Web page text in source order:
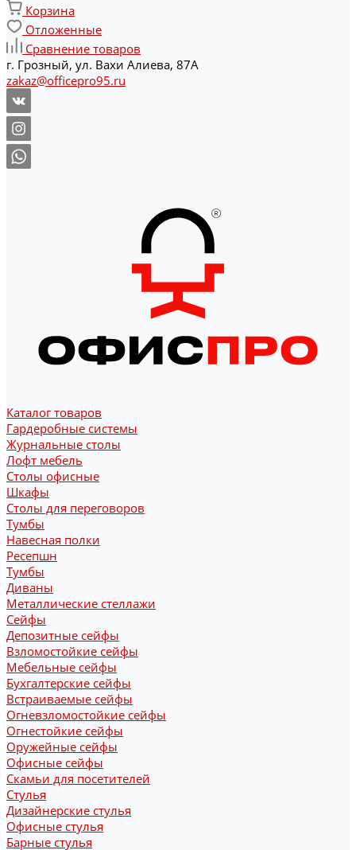
Корзина
Отложенные
Сравнение товаров
г. Грозный, ул. Вахи Алиева, 87А
zakaz@officepro95.ru
Каталог товаров
Гардеробные системы
Журнальные столы
Лофт мебель
Столы офисные
Шкафы
Столы для переговоров
Тумбы
Навесная полки
Ресепшн
Тумбы
Диваны
Металлические стеллажи
Сейфы
Депозитные сейфы
Взломостойкие сейфы
Мебельные сейфы
Бухгалтерские сейфы
Встраиваемые сейфы
Огневзломостойкие сейфы
Огнестойкие сейфы
Оружейные сейфы
Офисные сейфы
Скамьи для посетителей
Стулья
Дизайнерские стулья
Офисные стулья
Барные стулья